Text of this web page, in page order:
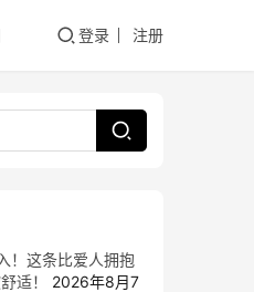
登录 注册
！这条比爱人拥抱
适！
2026年8月7